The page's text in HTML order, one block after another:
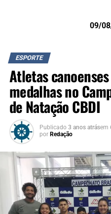
09/
ESPORTE
Atletas
medalhas no
de Natação CBDI
Publicado 3 anos atrásem
por Redação